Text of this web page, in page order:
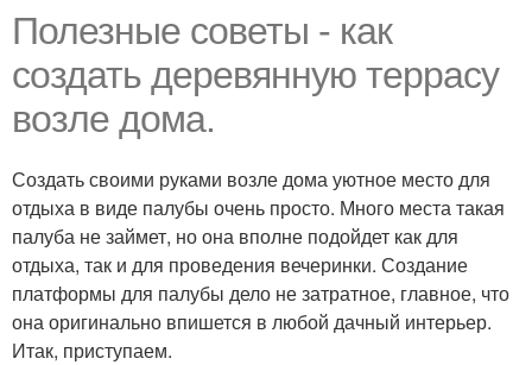
Полезные советы - как
создать деревянную террасу
возле дома.
Создать своими руками возле дома уютное место для
отдыха в виде палубы очень просто. Много места такая
палуба не займет, но она вполне подойдет как для
отдыха, так и для проведения вечеринки. Создание
платформы для палубы дело не затратное, главное, что
она оригинально впишется в любой дачный интерьер.
Итак, приступаем.